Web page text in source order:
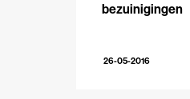
bezuinigingen
26-05-2016